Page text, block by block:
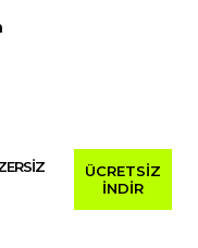
ÜCRETSİZ
İNDİR